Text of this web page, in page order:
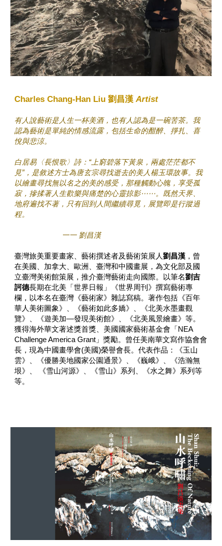
Charles Chang-Han Liu 劉昌漢 Artist
有人說藝術是人生一杯美酒，也有人認為是一碗苦茶。我
認為藝術是單純的情感流露，包括生命的酣醉、掙扎、喜
悅與悲涼。
白居易〈長恨歌〉詩：“上窮碧落下黃泉，兩處茫茫都不
見”，是敘述方士為唐玄宗尋找逝去的美人楊玉環故事。我
以繪畫尋找無以名之的美的感受，那種觸動心魄，享受孤
寂，摻揉著人生歡樂與痛楚的心靈掠影⋯⋯。既然天界、
地府遍找不著，只有回到人間繼續尋覓，展覽即是行蹤過
程。
一一 劉昌漢
臺灣旅美重要畫家、藝術撰述者及藝術策展人劉昌漢 ，曾
在美國、加拿大、歐洲、臺灣和中國畫展，為文化部及國
立臺灣美術館策展，推介臺灣藝術走向國際。以筆名劉吉
訶德長期在北美「世界日報」《世界周刊》撰寫藝術專
欄，以本名在臺灣《藝術家》雜誌寫稿。著作包括《百年
華人美術圖象》、《藝術如此多嬌》、《北美水墨畫觀
覽》、《遊美加—發現美術館》、《北美風景繪畫》等。
獲得海外華文著述獎首獎、美國國家藝術基金會「NEA
Challenge America Grant」獎勵。曾任美南華文寫作協會會
長，現為中國畫學會(美國)榮譽會長。代表作品：《玉山
雲》、《優勝美地國家公園通景》、《巍峨》、《浩瀚無
垠》、 《雪山河源》、《雪山》系列、《水之舞》系列等
等。